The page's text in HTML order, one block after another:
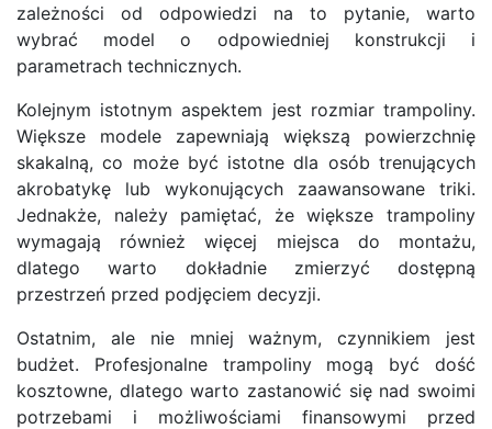
zależności od odpowiedzi na to pytanie, warto
wybrać model o odpowiedniej konstrukcji i
parametrach technicznych.
Kolejnym istotnym aspektem jest rozmiar trampoliny.
Większe modele zapewniają większą powierzchnię
skakalną, co może być istotne dla osób trenujących
akrobatykę lub wykonujących zaawansowane triki.
Jednakże, należy pamiętać, że większe trampoliny
wymagają również więcej miejsca do montażu,
dlatego warto dokładnie zmierzyć dostępną
przestrzeń przed podjęciem decyzji.
Ostatnim, ale nie mniej ważnym, czynnikiem jest
budżet. Profesjonalne trampoliny mogą być dość
kosztowne, dlatego warto zastanowić się nad swoimi
potrzebami i możliwościami finansowymi przed